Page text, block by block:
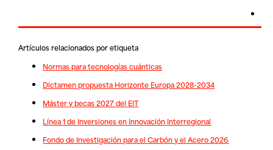
Artículos relacionados por etiqueta
Normas para tecnologías cuánticas
Dictamen propuesta Horizonte Europa 2028-2034
Máster y becas 2027 del EIT
Línea 1 de Inversiones en Innovación Interregional
Fondo de Investigación para el Carbón y el Acero 2026